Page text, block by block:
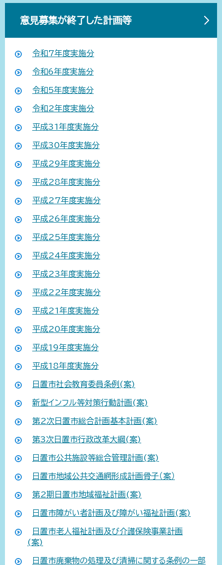
意見募集が終了した計画等
令和7年度実施分
令和6年度実施分
令和5年度実施分
令和2年度実施分
平成31年度実施分
平成30年度実施分
平成29年度実施分
平成28年度実施分
平成27年度実施分
平成26年度実施分
平成25年度実施分
平成24年度実施分
平成23年度実施分
平成22年度実施分
平成21年度実施分
平成20年度実施分
平成19年度実施分
平成18年度実施分
日置市社会教育委員条例(案)
新型インフル等対策行動計画(案)
第2次日置市総合計画基本計画(案)
第3次日置市行政改革大綱(案)
日置市公共施設等総合管理計画(案)
日置市地域公共交通網形成計画骨子（案）
第2期日置市地域福祉計画(案)
日置市障がい者計画及び障がい福祉計画(案)
日置市老人福祉計画及び介護保険事業計画
(案)
日置市廃棄物の処理及び清掃に関する条例の一部